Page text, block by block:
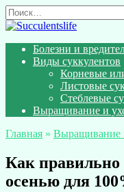
Перейти
к
Search
for:
Болезни и
Виды суккулентов
Корневые
Листовые
Стеблевые
Выращивание и
Главная » Выращивание
Как
осенью для